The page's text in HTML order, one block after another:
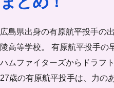
広島県出身の有原航平投手の
陵高等学校。 有原航平投手の
ハムファイターズからドラフ
27歳の有原航平投手は、力の